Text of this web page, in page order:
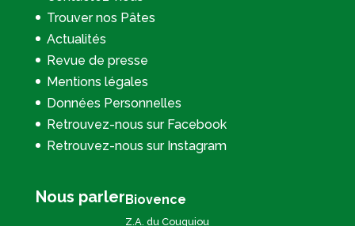
Trouver nos Pâtes
Actualités
Revue de presse
Mentions légales
Données Personnelles
Retrouvez-nous sur Facebook
Retrouvez-nous sur Instagram
Nous parlerBiovence
Z.A. du Couquiou